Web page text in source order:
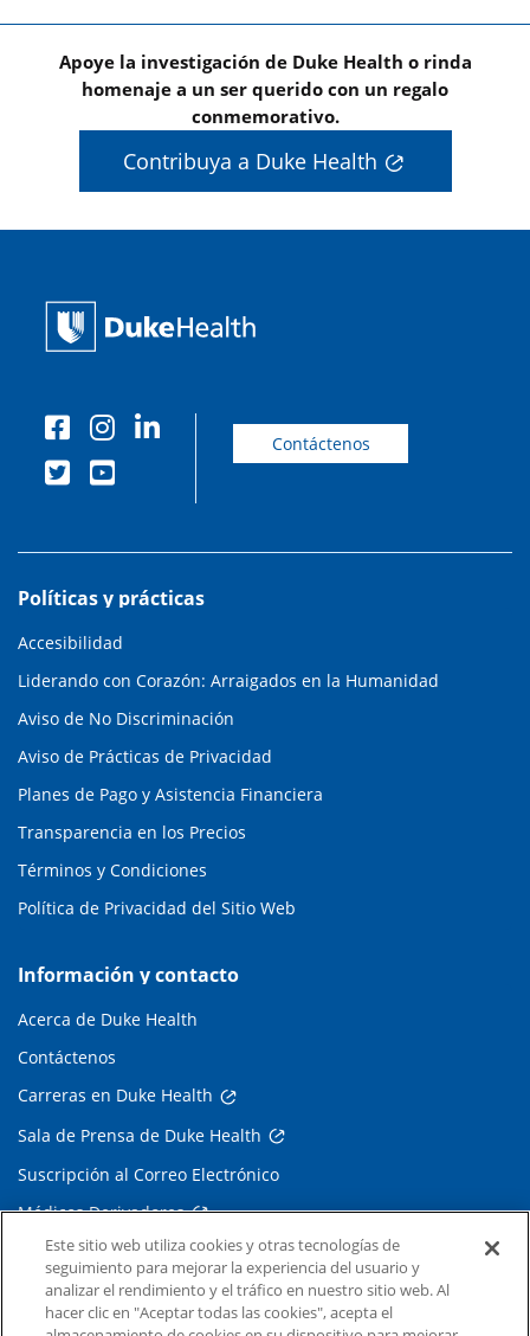
Apoye la investigación de Duke Health o rinda
homenaje a un ser querido con un regalo
conmemorativo.
Contribuya a Duke Health
Contáctenos
Políticas y prácticas
Accesibilidad
Liderando con Corazón: Arraigados en la Humanidad
Aviso de No Discriminación
Aviso de Prácticas de Privacidad
Planes de Pago y Asistencia Financiera
Transparencia en los Precios
Términos y Condiciones
Política de Privacidad del Sitio Web
Información y contacto
Acerca de Duke Health
Contáctenos
Carreras en Duke Health
Sala de Prensa de Duke Health
Suscripción al Correo Electrónico
Médicos Derivadores
Enlaces relacionados
Duke Cancer Institute
Este sitio web utiliza cookies y otras tecnologías de
seguimiento para mejorar la experiencia del usuario y
analizar el rendimiento y el tráfico en nuestro sitio web. Al
hacer clic en "Aceptar todas las cookies", acepta el